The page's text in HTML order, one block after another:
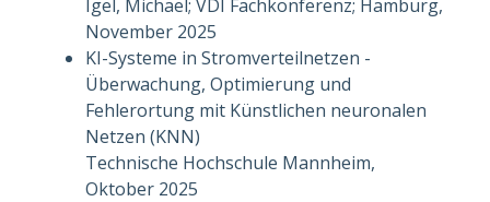
Igel, Michael; VDI Fachkonferenz; Hamburg,
November 2025
KI-Systeme in Stromverteilnetzen -
Überwachung, Optimierung und
Fehlerortung mit Künstlichen neuronalen
Netzen (KNN)
Technische Hochschule Mannheim,
Oktober 2025